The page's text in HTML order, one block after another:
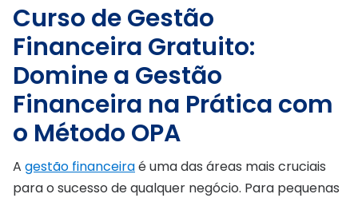
Curso de Gestão
Financeira Gratuito:
Domine a Gestão
Financeira na Prática com
o Método OPA
A gestão financeiraé uma das áreas mais cruciais
para o sucesso de qualquer negócio. Para pequenas